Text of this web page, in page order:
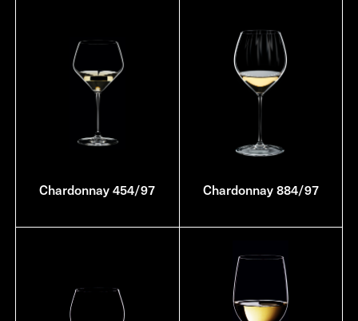
Chardonnay 454/97 Chardonnay 884/97